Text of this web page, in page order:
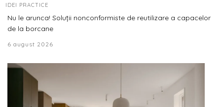
IDEI PRACTICE
Nu le arunca! Soluții nonconformiste de reutilizare a capacelor
de la borcane
6 august 2026